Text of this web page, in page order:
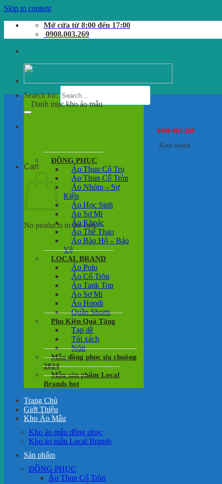
Skip to content
Mở cửa từ 8:00 đến 17:00
0908.003.269
Search for:
0908 003 269
Kinh doanh
Cart
No products in the cart.
Danh mục kho áo mẫu
ĐỒNG PHỤC
Áo Thun Cổ Trụ
Áo Thun Cổ Tròn
Áo Nhóm – Sự
Kiện
Áo Học Sinh
Áo Sơ Mi
Áo Khoác
Áo Thể Thao
Áo Bảo Hộ – Bảo
Vệ
LOCAL BRAND
Áo Polo
Áo Cổ Tròn
Áo Tank Top
Áo Sơ Mi
Áo Hoodi
Quần Shorts
Phụ Kiện Quà Tặng
Tạp dề
Túi xách
Nón
Mẫu đồng phục ưa chuộng
2024
Mẫu sản phẩm Local
Brands hot
Trang Chủ
Giới Thiệu
Kho Áo Mẫu
Kho áo mẫu đồng phục
Kho áo mẫu Local Brands
Sản phẩm
ĐỒNG PHỤC
Áo Thun Cổ Tròn